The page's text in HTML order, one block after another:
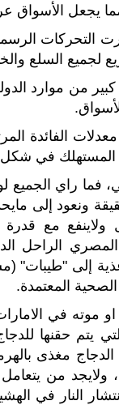
يجعل الأسواق
التحركات
لجميع السلع
من موارد
معدلات الفائدة
المستهلك في
راي الجميع لو
ونعود إلى
مع
المصري الراحل
إلى "طيبات"
المعتمدة.
موته في
يتم حقنها
مغذى
من يتعامل
النار في